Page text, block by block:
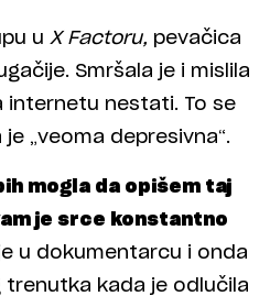
u X Factoru, pevačica
Smršala je i mislila
internetu nestati. To se
„veoma depresivna“.
mogla da opišem taj
je srce konstantno
u dokumentarcu i onda
kada je odlučila